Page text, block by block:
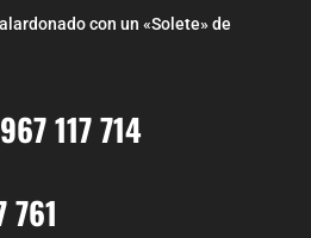
con un «Solete» de
117 714
761